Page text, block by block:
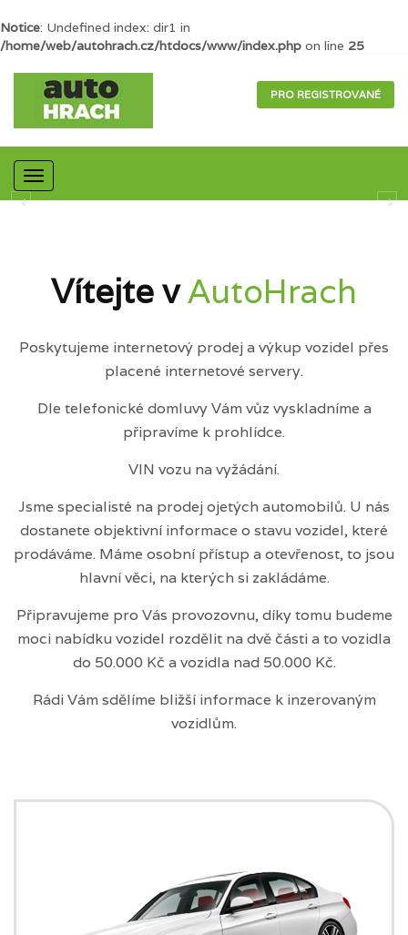
Notice: Undefined index: dir1 in
/home/web/autohrach.cz/htdocs/www/index.php on line 25
PRO REGISTROVANÉ
Mobilní
navigace
Vítejte vAutoHrach
Poskytujeme internetový prodej a výkup vozidel přes
placené internetové servery.
Dle telefonické domluvy Vám vůz vyskladníme a
připravíme k prohlídce.
VIN vozu na vyžádání.
Jsme specialisté na prodej ojetých automobilů. U nás
dostanete objektivní informace o stavu vozidel, které
prodáváme. Máme osobní přístup a otevřenost, to jsou
hlavní věci, na kterých si zakládáme.
Připravujeme pro Vás provozovnu, díky tomu budeme
moci nabídku vozidel rozdělit na dvě části a to vozidla
do 50.000 Kč a vozidla nad 50.000 Kč.
Rádi Vám sdělíme bližší informace k inzerovaným
vozidlům.